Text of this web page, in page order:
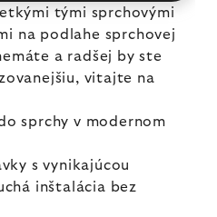
tými sprchovými
na podlahe sprchovej
a radšej by ste
vitajte na
sprchy v modernom
s vynikajúcou
inštalácia bez